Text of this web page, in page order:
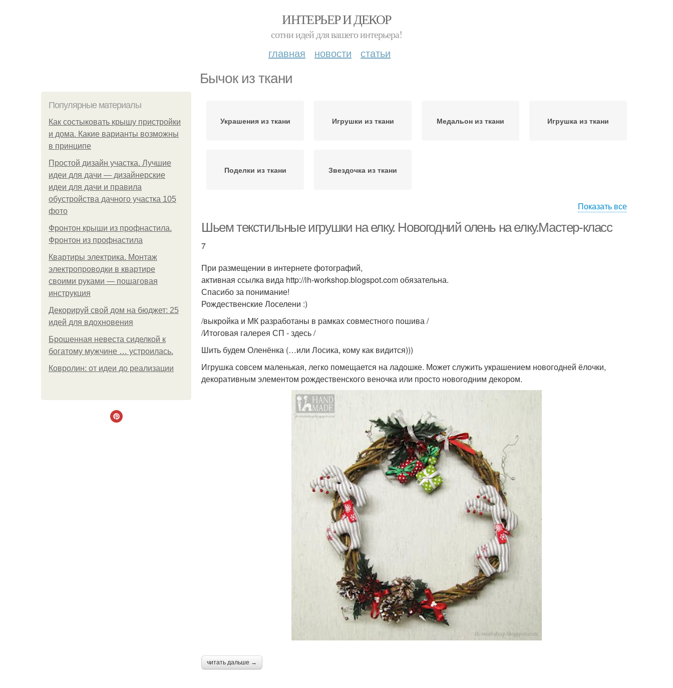
ИНТЕРЬЕР И ДЕКОР
сотни идей для вашего интерьера!
главная новости статьи
Бычок из ткани
Популярные материалы
Как состыковать крышу пристройки
и дома. Какие варианты возможны
в принципе
Простой дизайн участка. Лучшие
идеи для дачи — дизайнерские
идеи для дачи и правила
обустройства дачного участка 105
фото
Фронтон крыши из профнастила.
Фронтон из профнастила
Квартиры электрика. Монтаж
электропроводки в квартире
своими руками — пошаговая
инструкция
Декорируй свой дом на бюджет: 25
идей для вдохновения
Брошенная невеста сиделкой к
богатому мужчине … устроилась.
Ковролин: от идеи до реализации
Украшения из ткани Игрушки из ткани Медальон из ткани Игрушка из ткани
Поделки из ткани Звездочка из ткани
Показать все
Шьем текстильные игрушки на елку. Новогодний олень на елку.Мастер-класс
7
При размещении в интернете фотографий,
активная ссылка вида http://ih-workshop.blogspot.com обязательна.
Спасибо за понимание!
Рождественские Лоселени :)
/выкройка и МК разработаны в рамках совместного пошива /
/Итоговая галерея СП - здесь /
Шить будем Оленёнка (…или Лосика, кому как видится)))
Игрушка совсем маленькая, легко помещается на ладошке. Может служить украшением новогодней ёлочки,
декоративным элементом рождественского веночка или просто новогодним декором.
читать дальше →